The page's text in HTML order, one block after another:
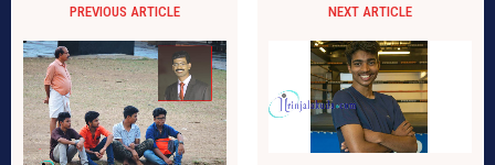
PREVIOUS ARTICLE NEXT ARTICLE